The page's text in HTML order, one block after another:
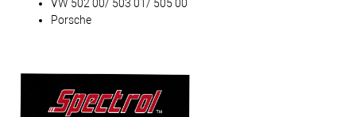
VW 502 00/ 503 01/ 505 00
Porsche